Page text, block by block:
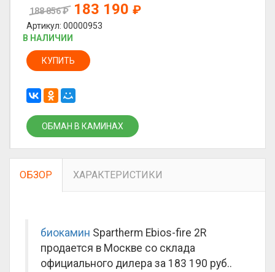
188 856₽ 183 190 ₽
Артикул: 00000953
В НАЛИЧИИ
КУПИТЬ
ОБМАН В КАМИНАХ
ОБЗОР ХАРАКТЕРИСТИКИ
биокамин Spartherm Ebios-fire 2R
продается в Москве со склада
официального дилера за 183 190 руб..